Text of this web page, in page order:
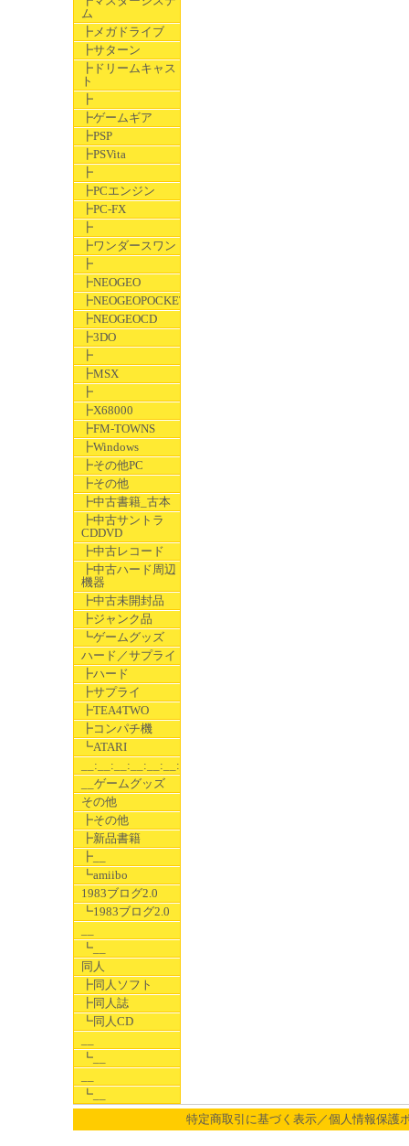
ム
┣メガドライブ
┣サターン
┣ドリームキャス
ト
┣
┣ゲームギア
┣PSP
┣PSVita
┣
┣PCエンジン
┣PC-FX
┣
┣ワンダースワン
┣
┣NEOGEO
┣NEOGEOPOCKET
┣NEOGEOCD
┣3DO
┣
┣MSX
┣
┣X68000
┣FM-TOWNS
┣Windows
┣その他PC
┣その他
┣中古書籍_古本
┣中古サントラ
CDDVD
┣中古レコード
┣中古ハード周辺
機器
┣中古未開封品
┣ジャンク品
┗ゲームグッズ
ハード／サプライ
┣ハード
┣サプライ
┣TEA4TWO
┣コンパチ機
┗ATARI
__:__:__:__:__:__:__
__ゲームグッズ
その他
┣その他
┣新品書籍
┣__
┗amiibo
1983ブログ2.0
┗1983ブログ2.0
┗__
同人
┣同人ソフト
┣同人誌
┗同人CD
┗__
┗__
特定商取引に基づく表示／個人情報保護